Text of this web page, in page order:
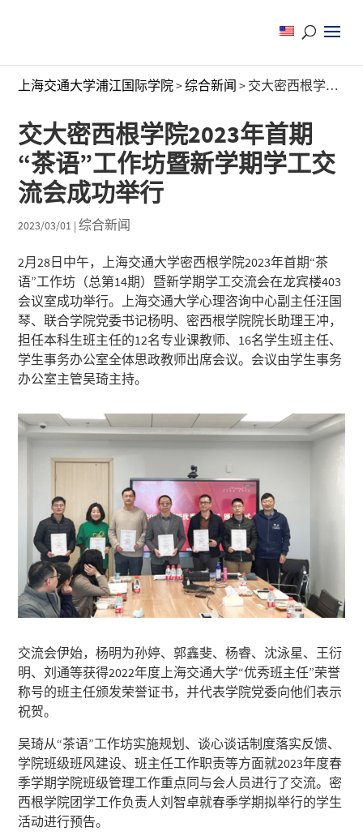
上海交通大学浦江国际学院>综合新闻 > 交大密西根学院2023年首期“茶语”工作坊暨新学期学工交流会成功举行
交大密西根学院2023年首期
“茶语”工作坊暨新学期学工交
流会成功举行
2023/03/01 |综合新闻
2月28日中午，上海交通大学密西根学院2023年首期“茶
语”工作坊（总第14期）暨新学期学工交流会在龙宾楼403
会议室成功举行。上海交通大学心理咨询中心副主任汪国
琴、联合学院党委书记杨明、密西根学院院长助理王冲，
担任本科生班主任的12名专业课教师、16名学生班主任、
学生事务办公室全体思政教师出席会议。会议由学生事务
办公室主管吴琦主持。
交流会伊始，杨明为孙婷、郭鑫斐、杨睿、沈泳星、王衍
明、刘通等获得2022年度上海交通大学“优秀班主任”荣誉
称号的班主任颁发荣誉证书，并代表学院党委向他们表示
祝贺。
吴琦从“茶语”工作坊实施规划、谈心谈话制度落实反馈、
学院班级班风建设、班主任工作职责等方面就2023年度春
季学期学院班级管理工作重点同与会人员进行了交流。密
西根学院团学工作负责人刘智卓就春季学期拟举行的学生
活动进行预告。